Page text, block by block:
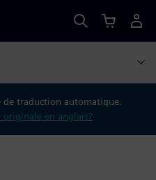
de traduction automatique.
originale en anglais?